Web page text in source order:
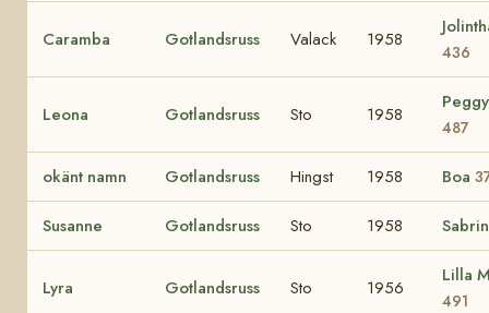
Caramba Gotlandsruss Valack 1958
436
Leona Gotlandsruss Sto 1958
Peggy
487
okänt namn Gotlandsruss Hingst 1958 Boa
Susanne Gotlandsruss Sto 1958
Lyra Gotlandsruss Sto 1956
Lilla
491